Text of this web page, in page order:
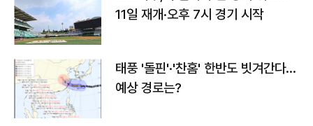
11일 재개·오후 7시 경기 시작
태풍 '돌핀'·'찬홈' 한반도 빗겨간다…
예상 경로는?